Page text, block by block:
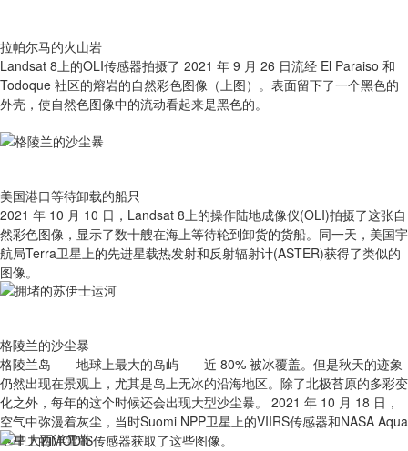
拉帕尔马的火山岩
Landsat 8上的OLI传感器拍摄了 2021 年 9 月 26 日流经 El Paraiso 和
Todoque 社区的熔岩的自然彩色图像（上图）。表面留下了一个黑色的
外壳，使自然色图像中的流动看起来是黑色的。
美国港口等待卸载的船只
2021 年 10 月 10 日，Landsat 8上的操作陆地成像仪(OLI)拍摄了这张自
然彩色图像，显示了数十艘在海上等待轮到卸货的货船。同一天，美国宇
航局Terra卫星上的先进星载热发射和反射辐射计(ASTER)获得了类似的
图像。
格陵兰的沙尘暴
格陵兰岛——地球上最大的岛屿——近 80% 被冰覆盖。但是秋天的迹象
仍然出现在景观上，尤其是岛上无冰的沿海地区。除了北极苔原的多彩变
化之外，每年的这个时候还会出现大型沙尘暴。 2021 年 10 月 18 日，
空气中弥漫着灰尘，当时Suomi NPP卫星上的VIIRS传感器和NASA Aqua
卫星上的MODIS传感器获取了这些图像。